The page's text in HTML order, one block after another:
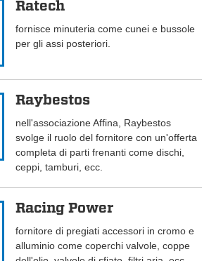
Ratech
fornisce minuteria come cunei e bussole
per gli assi posteriori.
Raybestos
nell'associazione Affina, Raybestos
svolge il ruolo del fornitore con un'offerta
completa di parti frenanti come dischi,
ceppi, tamburi, ecc.
Racing Power
fornitore di pregiati accessori in cromo e
alluminio come coperchi valvole, coppe